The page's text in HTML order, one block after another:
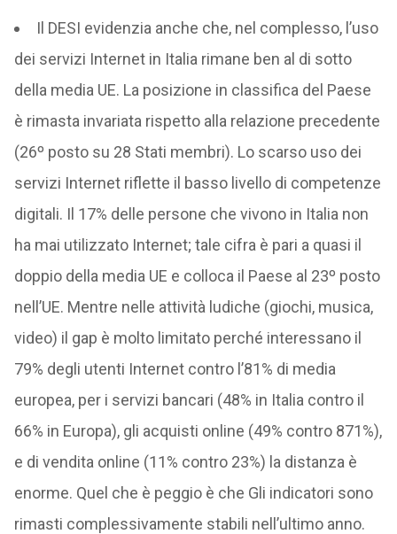
Il DESI evidenzia anche che, nel complesso, l’uso
dei servizi Internet in Italia rimane ben al di sotto
della media UE. La posizione in classifica del Paese
è rimasta invariata rispetto alla relazione precedente
(26º posto su 28 Stati membri). Lo scarso uso dei
servizi Internet riflette il basso livello di competenze
digitali. Il 17% delle persone che vivono in Italia non
ha mai utilizzato Internet; tale cifra è pari a quasi il
doppio della media UE e colloca il Paese al 23º posto
nell’UE. Mentre nelle attività ludiche (giochi, musica,
video) il gap è molto limitato perché interessano il
79% degli utenti Internet contro l’81% di media
europea, per i servizi bancari (48% in Italia contro il
66% in Europa), gli acquisti online (49% contro 871%),
e di vendita online (11% contro 23%) la distanza è
enorme. Quel che è peggio è che Gli indicatori sono
rimasti complessivamente stabili nell’ultimo anno.